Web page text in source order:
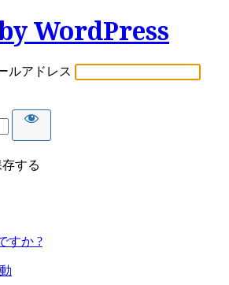
WordPress
ルアドレス
する
すか ?